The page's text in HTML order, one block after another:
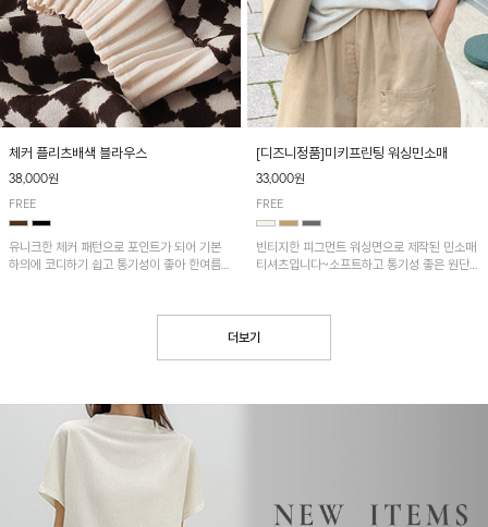
체커 플리츠배색 블라우스
38,000원
FREE
유니크한 체커 패턴으로 포인트가 되어 기본
하의에 코디하기 쉽고 통기성이 좋아 한여름에
[디즈니정품]미키프린팅 워싱민소매
33,000원
FREE
빈티지한 피그먼트 워싱면으로 제작된 민소매
티셔츠입니다~소프트하고 통기성 좋은 원단
더보기